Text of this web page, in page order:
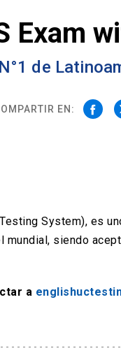
Exam
de
EN:
System), es
mundial, siendo
a